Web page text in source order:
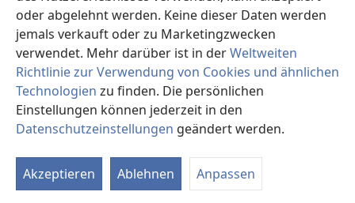
oder abgelehnt werden. Keine dieser Daten werden
jemals verkauft oder zu Marketingzwecken
verwendet. Mehr darüber ist in derWeltweiten
Richtlinie zur Verwendung von Cookies und ähnlichen
Technologien zu finden. Die persönlichen
Einstellungen können jederzeit in den
Datenschutzeinstellungen geändert werden.
Akzeptieren Ablehnen Anpassen
Watchtower Library ®
Copyright© 2026 Watch Tower Bible and Tract Society of Pennsylvania.
NUTZUNGSBEDINGUNGEN| DATENSCHUTZERKLÄRUNG
DATENSCHUTZEINSTELLUNGEN